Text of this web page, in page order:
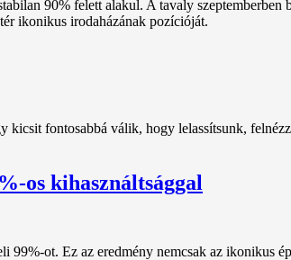
90% felett alakul. A tavaly szeptemberben
ikonikus irodaházának pozícióját.
kicsit fontosabbá válik, hogy lelassítsunk,
os kihasználtsággal
ot. Ez az eredmény nemcsak az ikonikus